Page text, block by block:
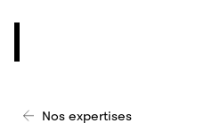
Nos expertises